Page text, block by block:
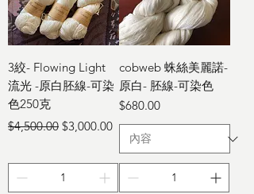
3絞- Flowing Light
流光 -原白胚線-可染
色250克
一般價格
$4,500.00 促銷價格
$3,000.00
cobweb 蛛絲美麗諾-
原白- 胚線-可染色
價格
$680.00